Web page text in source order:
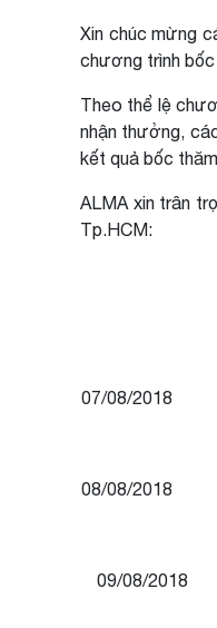
Xin chúc mừng
chương trình
Theo thể lệ
nhận thưởng,
kết quả bốc
ALMA xin trân
Tp.HCM:
07/08/2018
08/08/2018
09/08/2018